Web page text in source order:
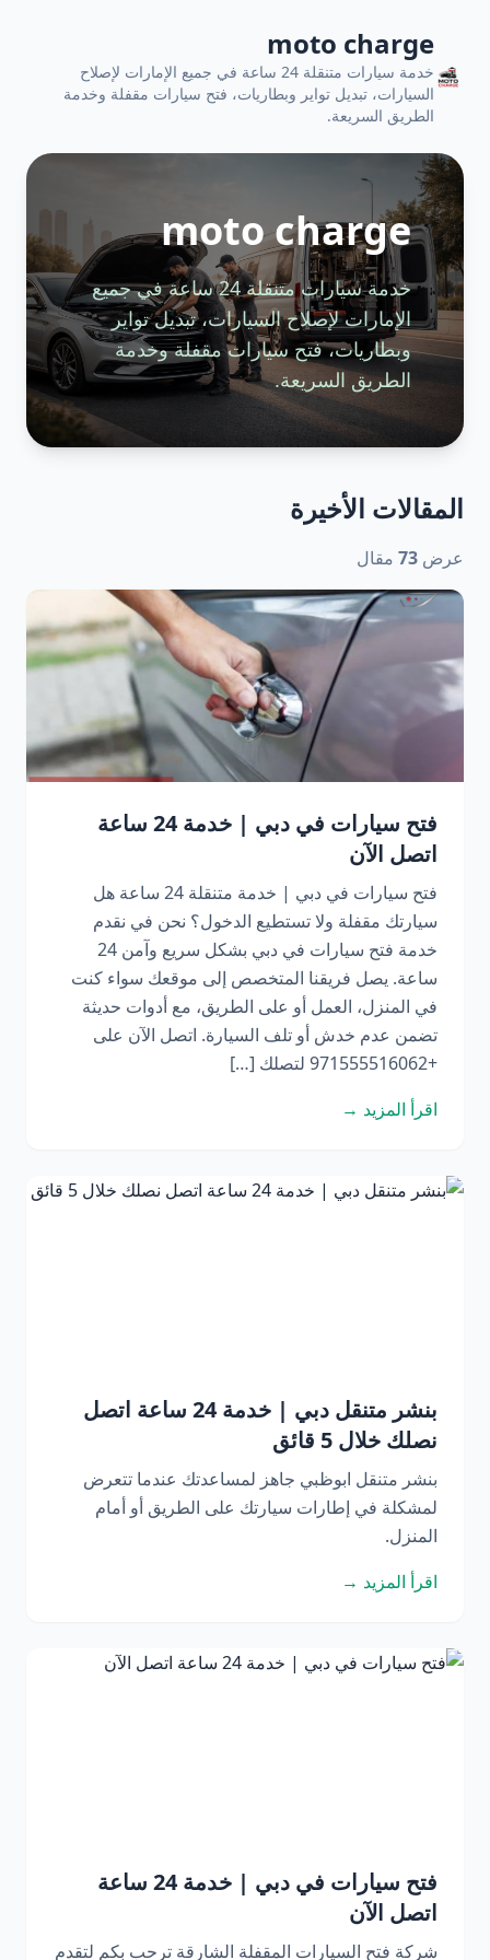
moto charge
خدمة سيارات متنقلة 24 ساعة في جميع الإمارات لإصلاح
السيارات، تبديل تواير وبطاريات، فتح سيارات مقفلة وخدمة
الطريق السريعة.
moto charge
خدمة سيارات متنقلة 24 ساعة في جميع
الإمارات لإصلاح السيارات، تبديل تواير
وبطاريات، فتح سيارات مقفلة وخدمة
الطريق السريعة.
المقالات الأخيرة
عرض 73 مقال
فتح سيارات في دبي | خدمة 24 ساعة
اتصل الآن
فتح سيارات في دبي | خدمة متنقلة 24 ساعة هل
سيارتك مقفلة ولا تستطيع الدخول؟ نحن في نقدم
خدمة فتح سيارات في دبي بشكل سريع وآمن 24
ساعة. يصل فريقنا المتخصص إلى موقعك سواء كنت
في المنزل، العمل أو على الطريق، مع أدوات حديثة
تضمن عدم خدش أو تلف السيارة. اتصل الآن على
+971555516062 لتصلك […]
اقرأ المزيد →
بنشر متنقل دبي | خدمة 24 ساعة اتصل
نصلك خلال 5 قائق
بنشر متنقل ابوظبي جاهز لمساعدتك عندما تتعرض
لمشكلة في إطارات سيارتك على الطريق أو أمام
المنزل.
اقرأ المزيد →
فتح سيارات في دبي | خدمة 24 ساعة
اتصل الآن
شركة فتح السيارات المقفلة الشارقة ترحب بكم لتقدم